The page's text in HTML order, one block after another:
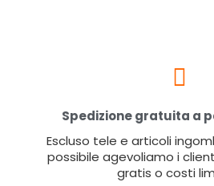
Spedizione gratuita a
Escluso tele e articoli
possibile agevoliamo i
gratis o costi